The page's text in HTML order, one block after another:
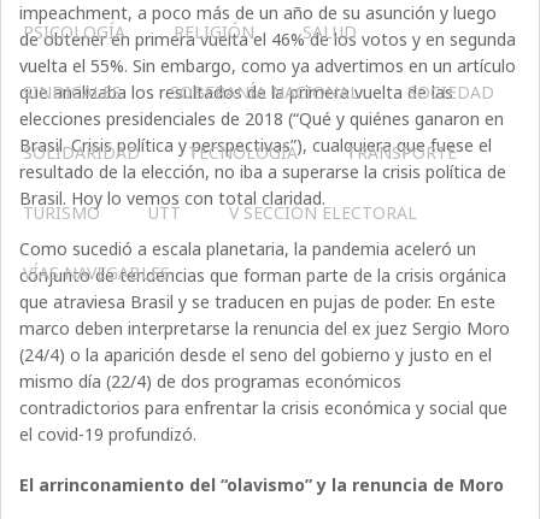
PSICOLOGÍA RELIGIÓN SALUD
SINDICALES SOBERANÍA NACIONAL SOCIEDAD
SOLIDARIDAD TECNOLOGÍA TRANSPORTE
TURISMO UTT V SECCIÓN ELECTORAL
VÍAS NAVEGABLES
impeachment, a poco más de un año de su asunción y luego
de obtener en primera vuelta el 46% de los votos y en segunda
vuelta el 55%. Sin embargo, como ya advertimos en un artículo
que analizaba los resultados de la primera vuelta de las
elecciones presidenciales de 2018 (“Qué y quiénes ganaron en
Brasil. Crisis política y perspectivas”), cualquiera que fuese el
resultado de la elección, no iba a superarse la crisis política de
Brasil. Hoy lo vemos con total claridad.
Como sucedió a escala planetaria, la pandemia aceleró un
conjunto de tendencias que forman parte de la crisis orgánica
que atraviesa Brasil y se traducen en pujas de poder. En este
marco deben interpretarse la renuncia del ex juez Sergio Moro
(24/4) o la aparición desde el seno del gobierno y justo en el
mismo día (22/4) de dos programas económicos
contradictorios para enfrentar la crisis económica y social que
el covid-19 profundizó.
El arrinconamiento del “olavismo” y la renuncia de Moro